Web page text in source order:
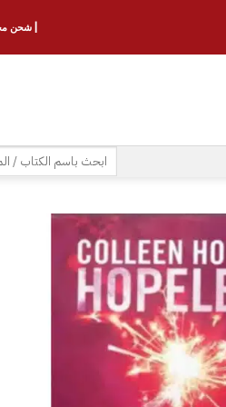
البحث
عن:
| شحن مجاني للطلبات